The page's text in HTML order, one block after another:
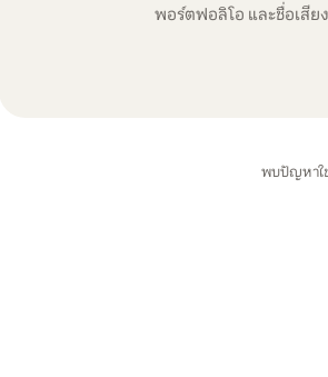
พอร์ตฟอลิโอ และชื่อเสีย
พบปัญหาใ